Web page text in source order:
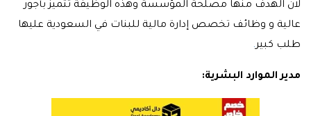
لان الهدف منها مصلحة المؤسسة وهذه الوظيفة تتميز بأجور
عالية و وظائف تخصص إدارة مالية للبنات في السعودية عليها
طلب كبير.
مدير الموارد البشرية: